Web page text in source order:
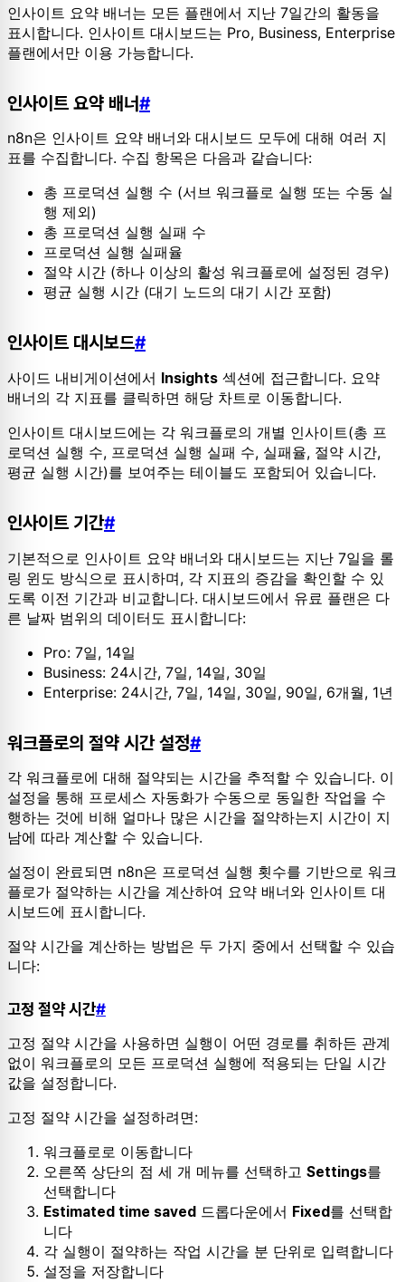
인사이트 요약 배너는 모든 플랜에서 지난 7일간의 활동을
표시합니다. 인사이트 대시보드는 Pro, Business, Enterprise
플랜에서만 이용 가능합니다.
인사이트 요약 배너#
n8n은 인사이트 요약 배너와 대시보드 모두에 대해 여러 지
표를 수집합니다. 수집 항목은 다음과 같습니다:
총 프로덕션 실행 수 (서브 워크플로 실행 또는 수동 실
행 제외)
총 프로덕션 실행 실패 수
프로덕션 실행 실패율
절약 시간 (하나 이상의 활성 워크플로에 설정된 경우)
평균 실행 시간 (대기 노드의 대기 시간 포함)
인사이트 대시보드#
사이드 내비게이션에서 Insights 섹션에 접근합니다. 요약
배너의 각 지표를 클릭하면 해당 차트로 이동합니다.
인사이트 대시보드에는 각 워크플로의 개별 인사이트(총 프
로덕션 실행 수, 프로덕션 실행 실패 수, 실패율, 절약 시간,
평균 실행 시간)를 보여주는 테이블도 포함되어 있습니다.
인사이트 기간#
기본적으로 인사이트 요약 배너와 대시보드는 지난 7일을 롤
링 윈도 방식으로 표시하며, 각 지표의 증감을 확인할 수 있
도록 이전 기간과 비교합니다. 대시보드에서 유료 플랜은 다
른 날짜 범위의 데이터도 표시합니다:
Pro: 7일, 14일
Business: 24시간, 7일, 14일, 30일
Enterprise: 24시간, 7일, 14일, 30일, 90일, 6개월, 1년
워크플로의 절약 시간 설정#
각 워크플로에 대해 절약되는 시간을 추적할 수 있습니다. 이
설정을 통해 프로세스 자동화가 수동으로 동일한 작업을 수
행하는 것에 비해 얼마나 많은 시간을 절약하는지 시간이 지
남에 따라 계산할 수 있습니다.
설정이 완료되면 n8n은 프로덕션 실행 횟수를 기반으로 워크
플로가 절약하는 시간을 계산하여 요약 배너와 인사이트 대
시보드에 표시합니다.
절약 시간을 계산하는 방법은 두 가지 중에서 선택할 수 있습
니다:
고정 절약 시간#
고정 절약 시간을 사용하면 실행이 어떤 경로를 취하든 관계
없이 워크플로의 모든 프로덕션 실행에 적용되는 단일 시간
값을 설정합니다.
고정 절약 시간을 설정하려면:
워크플로로 이동합니다
오른쪽 상단의 점 세 개 메뉴를 선택하고 Settings를
선택합니다
Estimated time saved 드롭다운에서 Fixed 를 선택합
니다
각 실행이 절약하는 작업 시간을 분 단위로 입력합니다
설정을 저장합니다